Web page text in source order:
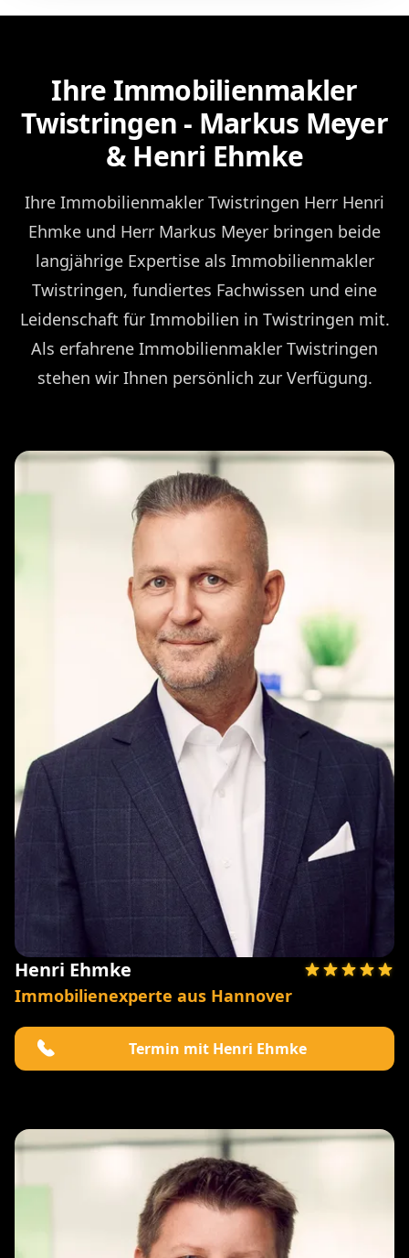
Ihre Immobilienmakler
Twistringen - Markus Meyer
& Henri Ehmke
Ihre Immobilienmakler Twistringen Herr Henri
Ehmke und Herr Markus Meyer bringen beide
langjährige Expertise als Immobilienmakler
Twistringen, fundiertes Fachwissen und eine
Leidenschaft für Immobilien in Twistringen mit.
Als erfahrene Immobilienmakler Twistringen
stehen wir Ihnen persönlich zur Verfügung.
Henri Ehmke
Immobilienexperte aus Hannover
Termin mit Henri Ehmke